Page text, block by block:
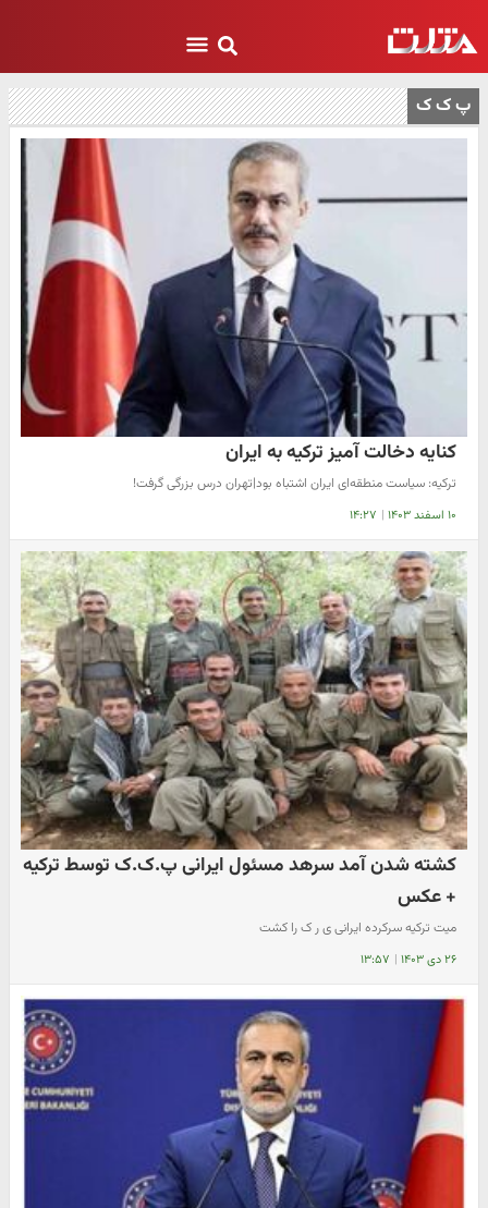
پ ک ک
کنایه دخالت آمیز ترکیه به ایران
ترکیه: سیاست منطقه‌ای ایران اشتباه بود|تهران درس بزرگی گرفت!
۱۰ اسفند ۱۴۰۳ | ۱۴:۲۷
کشته شدن آمد سرهد مسئول ایرانی پ.ک.ک توسط ترکیه
+ عکس
میت ترکیه سرکرده ایرانی ی ر ک را کشت
۲۶ دی ۱۴۰۳ | ۱۳:۵۷